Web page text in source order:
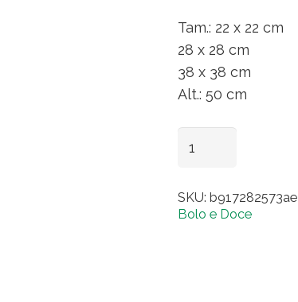
Tam.: 22 x 22 cm
28 x 28 cm
38 x 38 cm
Alt.: 50 cm
Quadrado
SKU: b917282573ae
Bolo e Doce